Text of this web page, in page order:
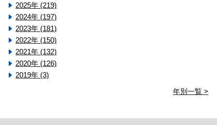
2025年 (219)
2024年 (197)
2023年 (181)
2022年 (150)
2021年 (132)
2020年 (126)
2019年 (3)
年別一覧 >